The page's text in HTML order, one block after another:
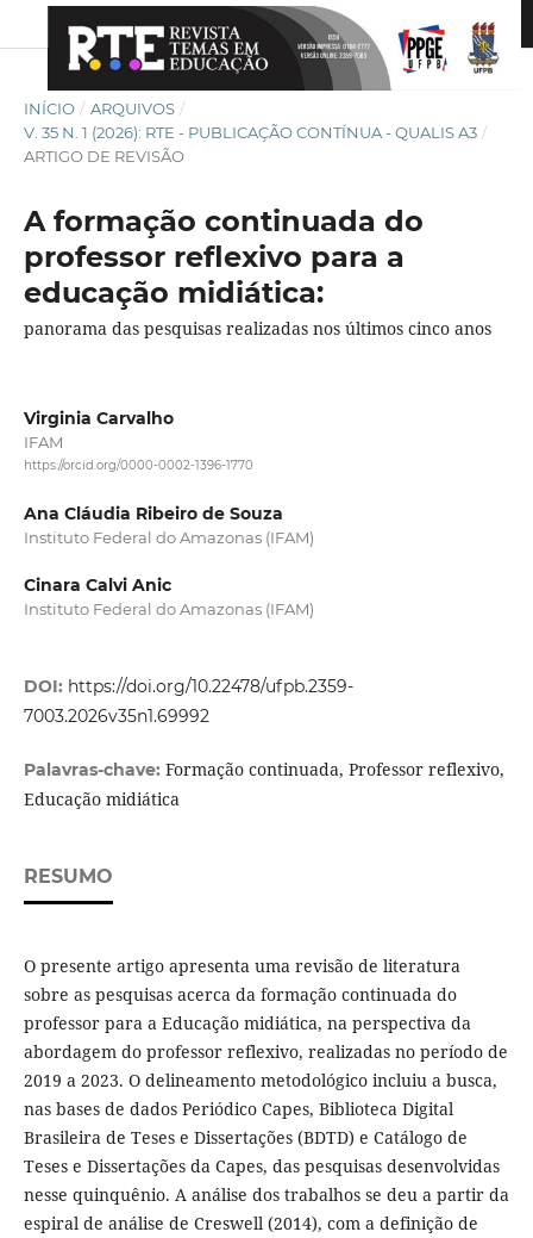
INÍCIO / ARQUIVOS /
V. 35 N. 1 (2026): RTE - PUBLICAÇÃO CONTÍNUA - QUALIS A3 /
ARTIGO DE REVISÃO
A formação continuada do
professor reflexivo para a
educação midiática:
panorama das pesquisas realizadas nos últimos cinco anos
Virginia Carvalho
IFAM
https://orcid.org/0000-0002-1396-1770
Ana Cláudia Ribeiro de Souza
Instituto Federal do Amazonas (IFAM)
Cinara Calvi Anic
Instituto Federal do Amazonas (IFAM)
DOI: https://doi.org/10.22478/ufpb.2359-
7003.2026v35n1.69992
Palavras-chave: Formação continuada, Professor reflexivo,
Educação midiática
RESUMO
O presente artigo apresenta uma revisão de literatura
sobre as pesquisas acerca da formação continuada do
professor para a Educação midiática, na perspectiva da
abordagem do professor reflexivo, realizadas no período de
2019 a 2023. O delineamento metodológico incluiu a busca,
nas bases de dados Periódico Capes, Biblioteca Digital
Brasileira de Teses e Dissertações (BDTD) e Catálogo de
Teses e Dissertações da Capes, das pesquisas desenvolvidas
nesse quinquênio. A análise dos trabalhos se deu a partir da
espiral de análise de Creswell (2014), com a definição de